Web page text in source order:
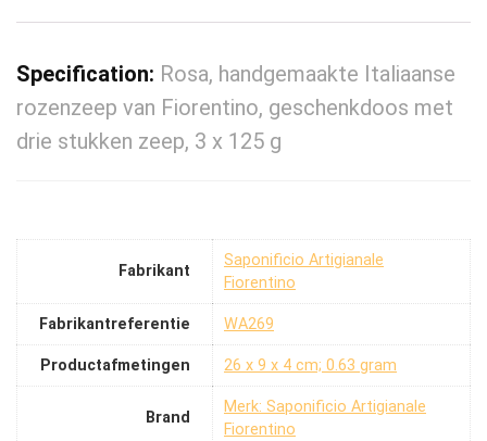
Specification: Rosa, handgemaakte Italiaanse
rozenzeep van Fiorentino, geschenkdoos met
drie stukken zeep, 3 x 125 g
Fabrikant
‎Saponificio Artigianale
Fiorentino
Fabrikantreferentie ‎WA269
Productafmetingen ‎26 x 9 x 4 cm; 0.63 gram
Brand
Merk: Saponificio Artigianale
Fiorentino